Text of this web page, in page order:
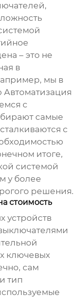
– это не
в
мы в
с
самые
с
итоге,
системой
у более
решения.
стоимость
устройств
ключевых
сам
тип